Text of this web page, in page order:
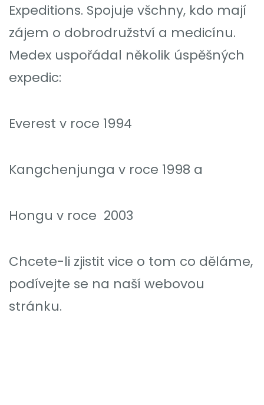
Expeditions. Spojuje všchny, kdo mají
zájem o dobrodružství a medicínu.
Medex uspořádal několik úspěšných
expedic:
Everest v roce 1994
Kangchenjunga v roce 1998 a
Hongu v roce 2003
Chcete-li zjistit vice o tom co děláme,
podívejte se na naší webovou
stránku.